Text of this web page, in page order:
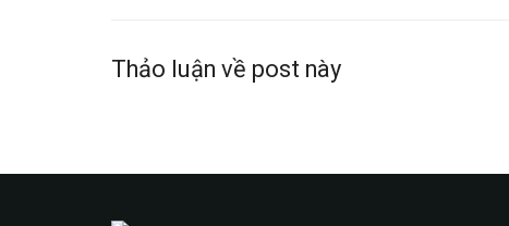
Thảo luận về post này